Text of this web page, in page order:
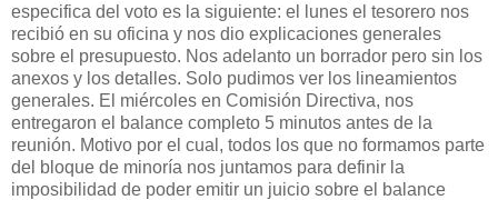
especifica del voto es la siguiente: el lunes el tesorero nos
recibió en su oficina y nos dio explicaciones generales
sobre el presupuesto. Nos adelanto un borrador pero sin los
anexos y los detalles. Solo pudimos ver los lineamientos
generales. El miércoles en Comisión Directiva, nos
entregaron el balance completo 5 minutos antes de la
reunión. Motivo por el cual, todos los que no formamos parte
del bloque de minoría nos juntamos para definir la
imposibilidad de poder emitir un juicio sobre el balance